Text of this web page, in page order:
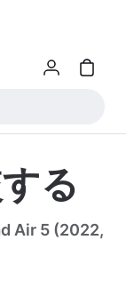
る
Air 5 (2022,